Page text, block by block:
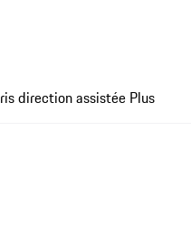
direction assistée Plus